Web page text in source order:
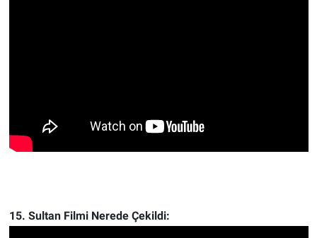
15. Sultan Filmi Nerede Çekildi: